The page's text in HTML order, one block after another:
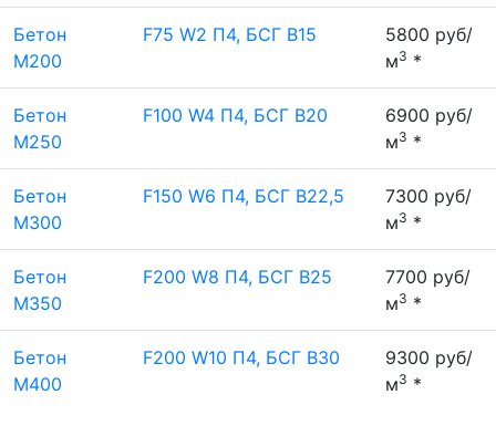
Бетон
М200
F75 W2 П4, БСГ В15
5800 руб/
м3 *
Бетон
М250
F100 W4 П4, БСГ В20
6900 руб/
м3 *
Бетон
М300
F150 W6 П4, БСГ В22,5
7300 руб/
м3 *
Бетон
М350
F200 W8 П4, БСГ В25
7700 руб/
м3 *
Бетон
М400
F200 W10 П4, БСГ В30
9300 руб/
м3 *